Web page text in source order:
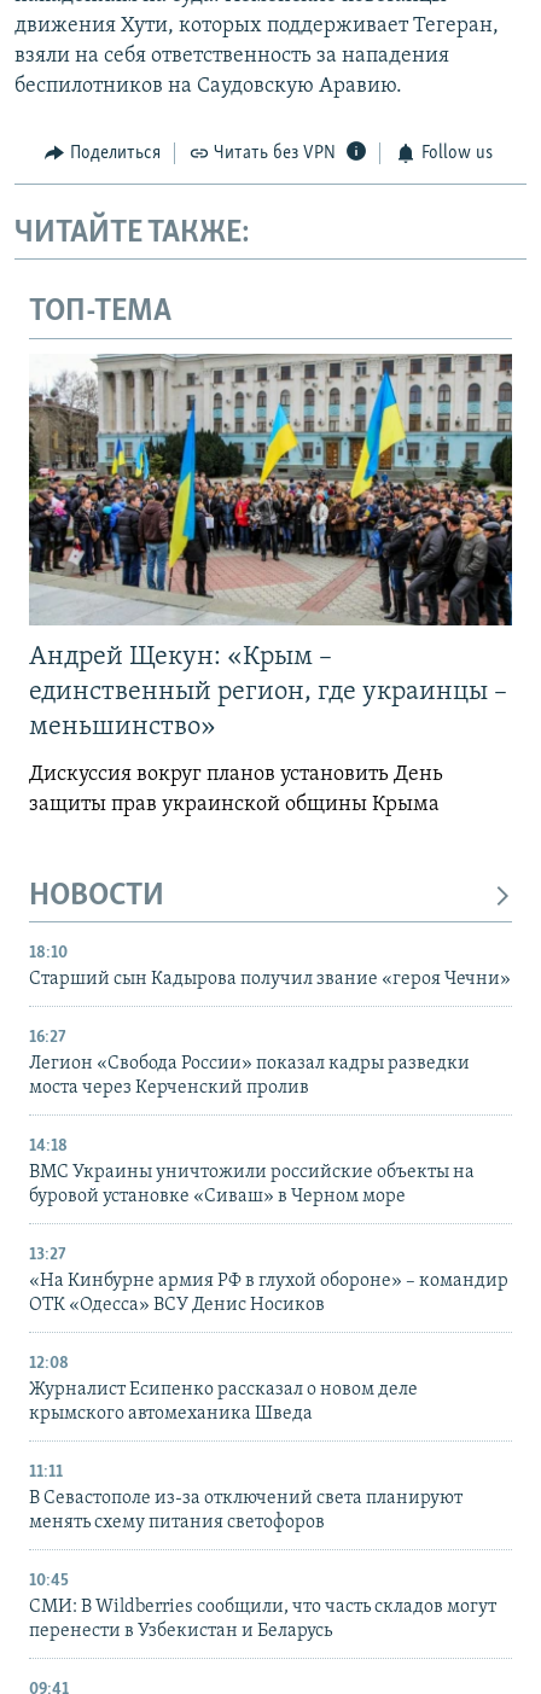
движения Хути, которых поддерживает Тегеран,
взяли на себя ответственность за нападения
беспилотников на Саудовскую Аравию.
Поделиться Читать без VPN Follow us
ЧИТАЙТЕ ТАКЖЕ:
ТОП-ТЕМА
Андрей Щекун: «Крым –
единственный регион, где украинцы –
меньшинство»
Дискуссия вокруг планов установить День
защиты прав украинской общины Крыма
НОВОСТИ
18:10
Старший сын Кадырова получил звание «героя Чечни»
16:27
Легион «Свобода России» показал кадры разведки
моста через Керченский пролив
14:18
ВМС Украины уничтожили российские объекты на
буровой установке «Сиваш» в Черном море
13:27
«На Кинбурне армия РФ в глухой обороне» – командир
ОТК «Одесса» ВСУ Денис Носиков
12:08
Журналист Есипенко рассказал о новом деле
крымского автомеханика Шведа
11:11
В Севастополе из-за отключений света планируют
менять схему питания светофоров
10:45
СМИ: В Wildberries сообщили, что часть складов могут
перенести в Узбекистан и Беларусь
09:41